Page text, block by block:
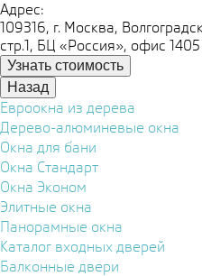
Адрес:
109316, г. Москва,
стр.1, БЦ «Россия», офис 1405
Узнать стоимость
Назад
Евроокна из дерева
Дерево-алюминевые окна
Окна для бани
Окна Стандарт
Окна Эконом
Элитные окна
Панорамные окна
Каталог входных дверей
Балконные двери